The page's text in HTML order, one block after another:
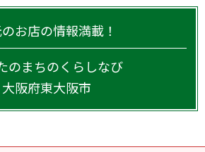
お店の情報満載！
のまちのくらしなび
大阪府東大阪市